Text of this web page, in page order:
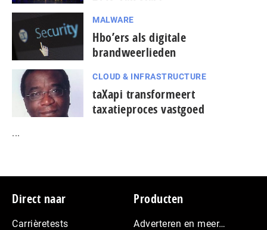
MALWARE
Hbo’ers als digitale
brandweerlieden
CLOUD & INFRASTRUCTURE
taXapi transformeert
taxatieproces vastgoed
...
Footer
Direct naar
Carrièretests
Producten
Adverteren en meer…